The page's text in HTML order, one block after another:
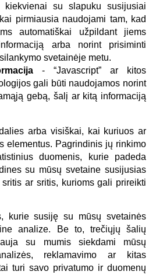
kiekvienai su slapuku susijusiai
pirmiausia naudojami tam, kad
automatiškai užpildant jiems
arba norint prisiminti
svetainėje metu.
- “Javascript” ar kitos
gali būti naudojamos norint
gebą, šalį ar kitą informaciją
arba visiškai, kai kuriuos ar
elementus. Pagrindinis jų rinkimo
duomenis, kurie padeda
su mūsų svetaine susijusias
ar sritis, kurioms gali prireikti
kurie susiję su mūsų svetainės
analize. Be to, trečiųjų šalių
su mumis siekdami mūsų
reklamavimo ar kitas
turi savo privatumo ir duomenų